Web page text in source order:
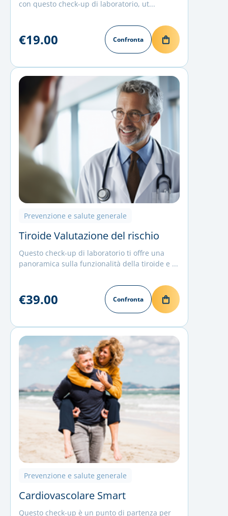
con questo check-up di laboratorio, ut...
€19.00 Confronta
Prevenzione e salute generale
Tiroide Valutazione del rischio
Questo check-up di laboratorio ti offre una
panoramica sulla funzionalità della tiroide e ...
€39.00 Confronta
Prevenzione e salute generale
Cardiovascolare Smart
Questo check-up è un punto di partenza per